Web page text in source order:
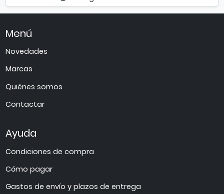
Menú
Novedades
Marcas
Quiénes somos
Contactar
Ayuda
Condiciones de compra
Cómo pagar
Gastos de envío y plazos de entrega